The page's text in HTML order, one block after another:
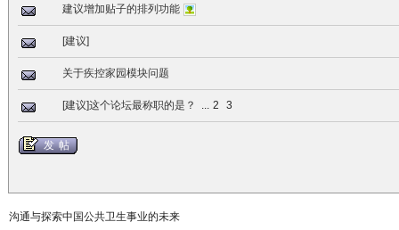
建议增加贴子的排列功能
[建议]
关于疾控家园模块问题
[建议]这个论坛最称职的是？ ... 2 3
发帖
沟通与探索中国公共卫生事业的未来